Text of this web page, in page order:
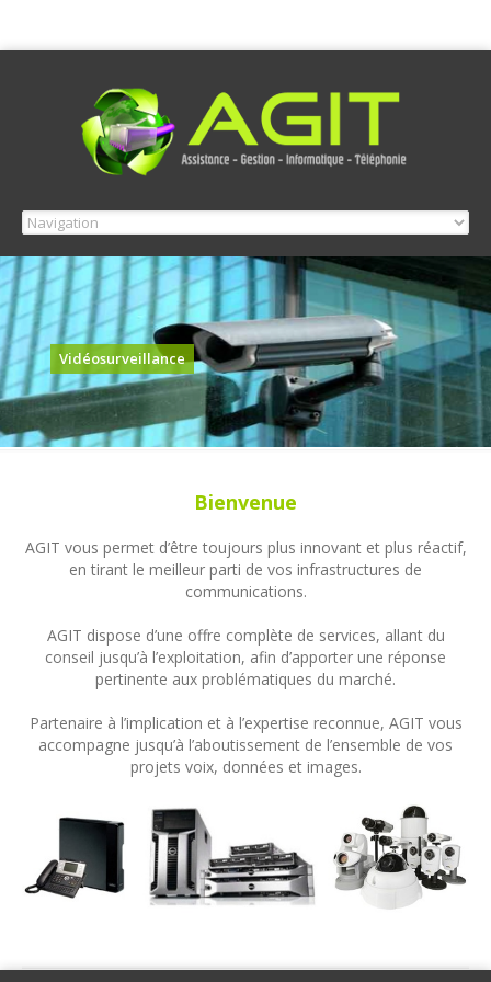
Vidéosurveillance
Bienvenue
AGIT vous permet d’être toujours plus innovant et plus réactif,
en tirant le meilleur parti de vos infrastructures de
communications.
AGIT dispose d’une offre complète de services, allant du
conseil jusqu’à l’exploitation, afin d’apporter une réponse
pertinente aux problématiques du marché.
Partenaire à l’implication et à l’expertise reconnue, AGIT vous
accompagne jusqu’à l’aboutissement de l’ensemble de vos
projets voix, données et images.